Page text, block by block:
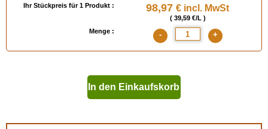
Ihr Stückpreis für 1 Produkt : 98,97 € incl. MwSt
( 39,59 €/L )
Menge :
- +
In den Einkaufskorb